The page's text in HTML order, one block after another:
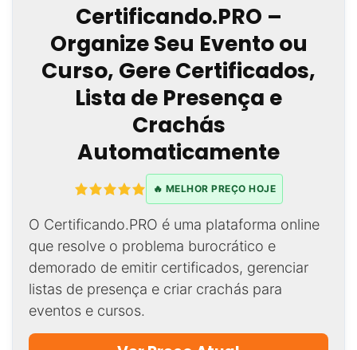
Certificando.PRO –
Organize Seu Evento ou
Curso, Gere Certificados,
Lista de Presença e
Crachás
Automaticamente
🔥 MELHOR PREÇO HOJE
O Certificando.PRO é uma plataforma online
que resolve o problema burocrático e
demorado de emitir certificados, gerenciar
listas de presença e criar crachás para
eventos e cursos.